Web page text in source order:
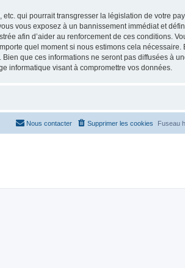
qui pourrait transgresser la législation de votre
vous exposez à un bannissement immédiat et
afin d’aider au renforcement de ces conditions.
quel moment si nous estimons cela nécessaire.
que ces informations ne seront pas diffusées à
informatique visant à compromettre vos données.
Fuseau
Supprimer les cookies
Nous contacter